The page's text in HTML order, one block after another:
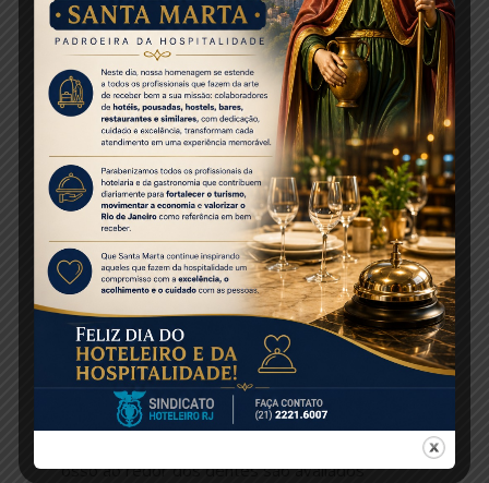
imaginam. Muitas doenças têm sintomas que
aparecem na cavidade bucal. Por isso, um exame
detalhado será feito por seu dentista na sua consulta
inicial:
Anamnese:Será feita uma pesquisa detalhada a
respeito da sua saúde médica para verificar
fatores que possam interferir no atendimento
odontológico ou em medicações.
Exames Radiográficos:São essenciais para a
detecção de cáries, doenças periodontais,
tumores, cistos e perda óssea.
Prevenção de Câncer bucal:Será checada a face,
pescoço, língua, lábios, garganta,
bochechas e gengivas, para quaisquer sinais de
câncer bucal ou outras lesões.
As gengivas e o
osso ao redor dos dentes são avaliados